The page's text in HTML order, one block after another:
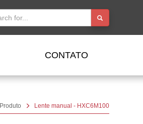
CONTATO
Produto Lente manual - HXC6M100